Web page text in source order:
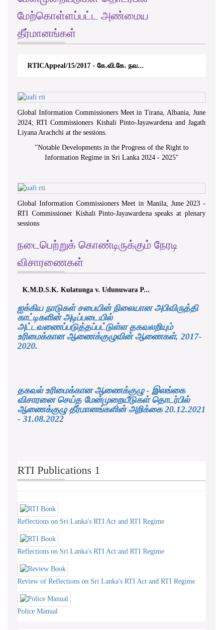
மேற்கொள்ளப்பட்ட அண்மைய
தீர்மானங்கள்
RTICAppeal/15/2017 - கே.வி.கே. நவ...
Global Information Commissioners Meet in Tirana, Albania, June
2024; RTI Commissioners Kishali Pinto-Jayawardena and Jagath
Liyana Arachchi at the sessions.
"Notable Developments in the Progress of the Right to
Information Regime in Sri Lanka 2024 - 2025"
Global Information Commissioners Meet in Manila, June 2023 -
RTI Commissioner Kishali Pinto-Jayawardena speaks at plenary
sessions
நடைபெற்றுக் கொண்டிருக்கும் நேரடி
விசாரணைகள்
K.M.D.S.K. Kulatunga v. Udunuwara P...
ஐக்கிய நாடுகள் சபையின் நிலையான அபிவிருத்தி
காட்டிகளின் அடிப்படையில்
அட்டவணைப்படுத்தப்பட்டுள்ள தகவலறியும்
உரிமைக்கான ஆணைக்குழுவின் ஆணைகள், 2017-
2020.
தகவல் உரிமைக்கான ஆணைக்குழு - இலங்கை
விசாரனை செய்த மேன்முறையீடுகள் தொடர்பில்
ஆணைக்குழு தீர்மானங்களின் அறிக்கை 20.12.2021
- 31.08.2022
RTI Publications 1
Reflections on Sri Lanka's RTI Act and RTI Regime
Reflections on Sri Lanka's RTI Act and RTI Regime
Review of Reflections on Sri Lanka's RTI Act and RTI Regime
Police Manual